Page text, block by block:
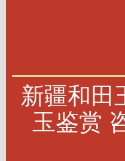
新疆和田
玉鉴赏